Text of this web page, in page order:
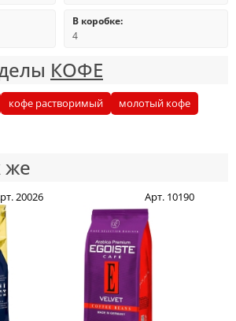
В коробке:
4
КОФЕ
кофе растворимый
молотый кофе
же
20026 Арт. 10190